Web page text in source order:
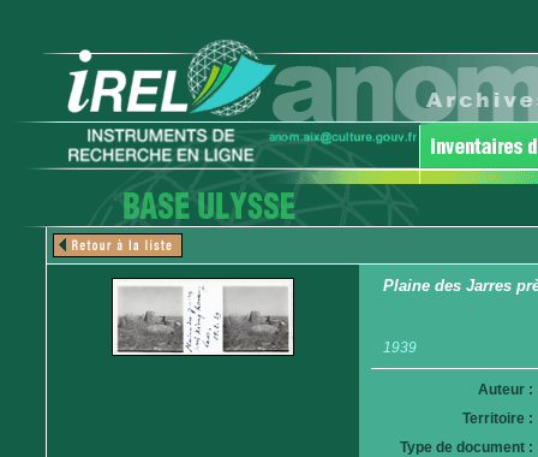
Plaine des Jarres
1939
Auteur :
Territoire :
Type de document :